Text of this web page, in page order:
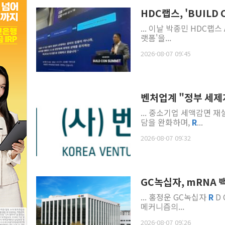
HDC랩스, 'BUILD
... 이날 박종민 HDC랩
랫폼'을...
2026-08-07 09:45
벤처업계 "정부 세
... 중소기업 세액감면 재
담을 완화하며, R...
2026-08-07 09:32
GC녹십자, mRNA
... 홍정운 GC녹십자 R D
메커니즘의...
2026-08-07 09:26